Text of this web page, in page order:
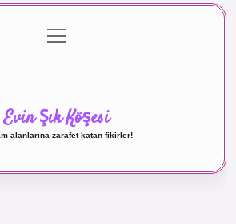
Gizlilik Politikası
menüyü
aç
Evin Şık Köşesi
alanlarına zarafet katan fikirler!